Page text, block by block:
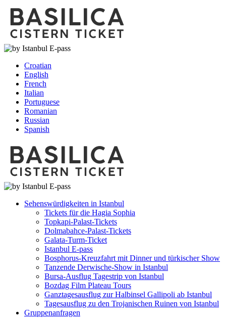
Croatian
English
French
Italian
Portuguese
Romanian
Russian
Spanish
Sehenswürdigkeiten in Istanbul
Tickets für die Hagia Sophia
Topkapi-Palast-Tickets
Dolmabahce-Palast-Tickets
Galata-Turm-Ticket
Istanbul E-pass
Bosphorus-Kreuzfahrt mit Dinner und türkischer Show
Tanzende Derwische-Show in Istanbul
Bursa-Ausflug Tagestrip von Istanbul
Bozdag Film Plateau Tours
Ganztagesausflug zur Halbinsel Gallipoli ab Istanbul
Tagesausflug zu den Trojanischen Ruinen von Istanbul
Gruppenanfragen